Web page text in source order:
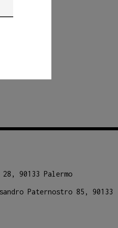
90133 Palermo
Paternostro 85, 90133